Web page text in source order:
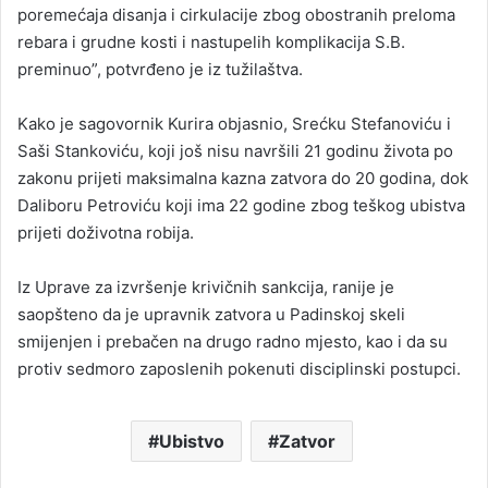
poremećaja disanja i cirkulacije zbog obostranih preloma
rebara i grudne kosti i nastupelih komplikacija S.B.
preminuo”, potvrđeno je iz tužilaštva.
Kako je sagovornik Kurira objasnio, Srećku Stefanoviću i
Saši Stankoviću, koji još nisu navršili 21 godinu života po
zakonu prijeti maksimalna kazna zatvora do 20 godina, dok
Daliboru Petroviću koji ima 22 godine zbog teškog ubistva
prijeti doživotna robija.
Iz Uprave za izvršenje krivičnih sankcija, ranije je
saopšteno da je upravnik zatvora u Padinskoj skeli
smijenjen i prebačen na drugo radno mjesto, kao i da su
protiv sedmoro zaposlenih pokenuti disciplinski postupci.
Ubistvo Zatvor